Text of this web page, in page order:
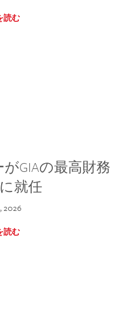
読む
GIAの最高財務
就任
2026
読む